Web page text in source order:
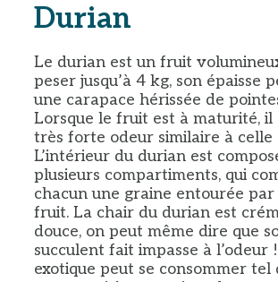
Durian
Le durian est un fruit
peser jusqu’à 4 kg, son épaisse
une carapace hérissée de
Lorsque le fruit est à maturité, il
très forte odeur similaire à celle
L’intérieur du durian est
plusieurs compartiments, qui
chacun une graine entourée
fruit. La chair du durian est
douce, on peut même dire que
succulent fait impasse à l’odeur
exotique peut se consommer tel